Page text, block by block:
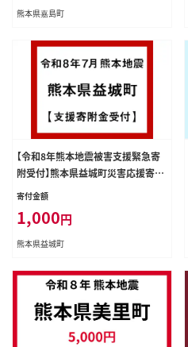
熊本県嘉島町
【令和8年熊本地震被害支援緊急寄
附受付】熊本県益城町災害応援寄附
金（返礼品はありません）
寄付金額
1,000円
熊本県益城町